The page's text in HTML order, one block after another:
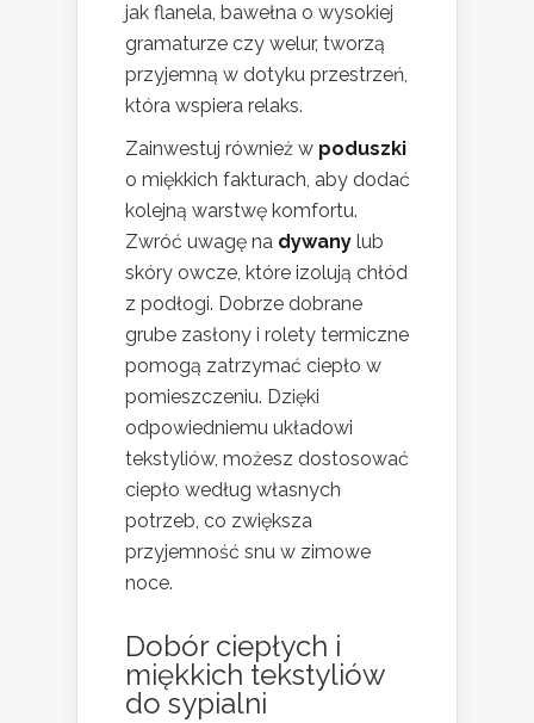
jak flanela, bawełna o wysokiej
gramaturze czy welur, tworzą
przyjemną w dotyku przestrzeń,
która wspiera relaks.
Zainwestuj również w poduszki
o miękkich fakturach, aby dodać
kolejną warstwę komfortu.
Zwróć uwagę na dywany lub
skóry owcze, które izolują chłód
z podłogi. Dobrze dobrane
grube zasłony i rolety termiczne
pomogą zatrzymać ciepło w
pomieszczeniu. Dzięki
odpowiedniemu układowi
tekstyliów, możesz dostosować
ciepło według własnych
potrzeb, co zwiększa
przyjemność snu w zimowe
noce.
Dobór ciepłych i
miękkich tekstyliów
do sypialni